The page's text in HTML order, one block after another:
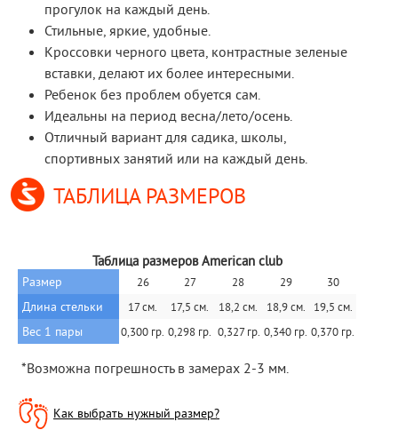
прогулок на каждый день.
Стильные, яркие, удобные.
Кроссовки черного цвета, контрастные зеленые
вставки, делают их более интересными.
Ребенок без проблем обуется сам.
Идеальны на период весна/лето/осень.
Отличный вариант для садика, школы,
спортивных занятий или на каждый день.
ТАБЛИЦА РАЗМЕРОВ
Таблица размеров American club
Размер 26 27 28 29 30
Длина стельки 17 см. 17,5 см. 18,2 см. 18,9 см. 19,5 см.
Вес 1 пары 0,300 гр. 0,298 гр. 0,327 гр. 0,340 гр. 0,370 гр.
*Возможна погрешность в замерах 2-3 мм.
Как выбрать нужный размер?